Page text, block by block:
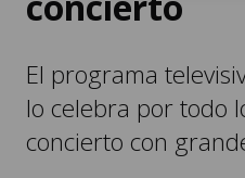
El programa
lo celebra por todo
concierto con